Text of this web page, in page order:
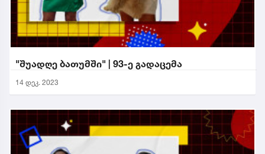
"შუადღე ბათუმში" | 93-ე გადაცემა
14 დეკ. 2023